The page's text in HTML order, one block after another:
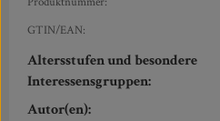
GTIN/EAN:
Altersstufen und besondere
Interessensgruppen:
Autor(en):